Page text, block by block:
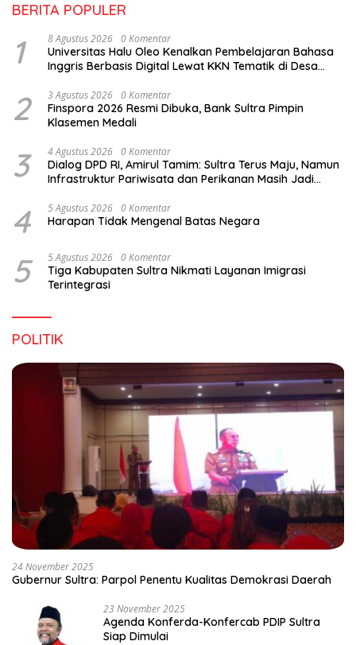
BERITA POPULER
1 8 Agustus 2026 0 Komentar
Universitas Halu Oleo Kenalkan Pembelajaran Bahasa
Inggris Berbasis Digital Lewat KKN Tematik di Desa
2 3 Agustus 2026 0 Komentar
Finspora 2026 Resmi Dibuka, Bank Sultra Pimpin
Klasemen Medali
3 4 Agustus 2026 0 Komentar
Dialog DPD RI, Amirul Tamim: Sultra Terus Maju, Namun
Infrastruktur Pariwisata dan Perikanan Masih Jadi
4 5 Agustus 2026 0 Komentar
Harapan Tidak Mengenal Batas Negara
5 5 Agustus 2026 0 Komentar
Tiga Kabupaten Sultra Nikmati Layanan Imigrasi
Terintegrasi
POLITIK
24 November 2025
Gubernur Sultra: Parpol Penentu Kualitas Demokrasi Daerah
23 November 2025
Agenda Konferda-Konfercab PDIP Sultra
Siap Dimulai